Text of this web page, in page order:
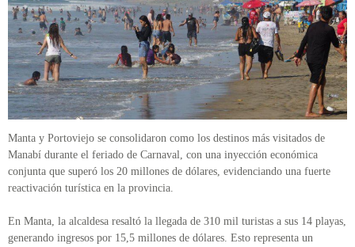
Manta y Portoviejo se consolidaron como los destinos más visitados de
Manabí durante el feriado de Carnaval, con una inyección económica
conjunta que superó los 20 millones de dólares, evidenciando una fuerte
reactivación turística en la provincia.
En Manta, la alcaldesa resaltó la llegada de 310 mil turistas a sus 14 playas,
generando ingresos por 15,5 millones de dólares. Esto representa un